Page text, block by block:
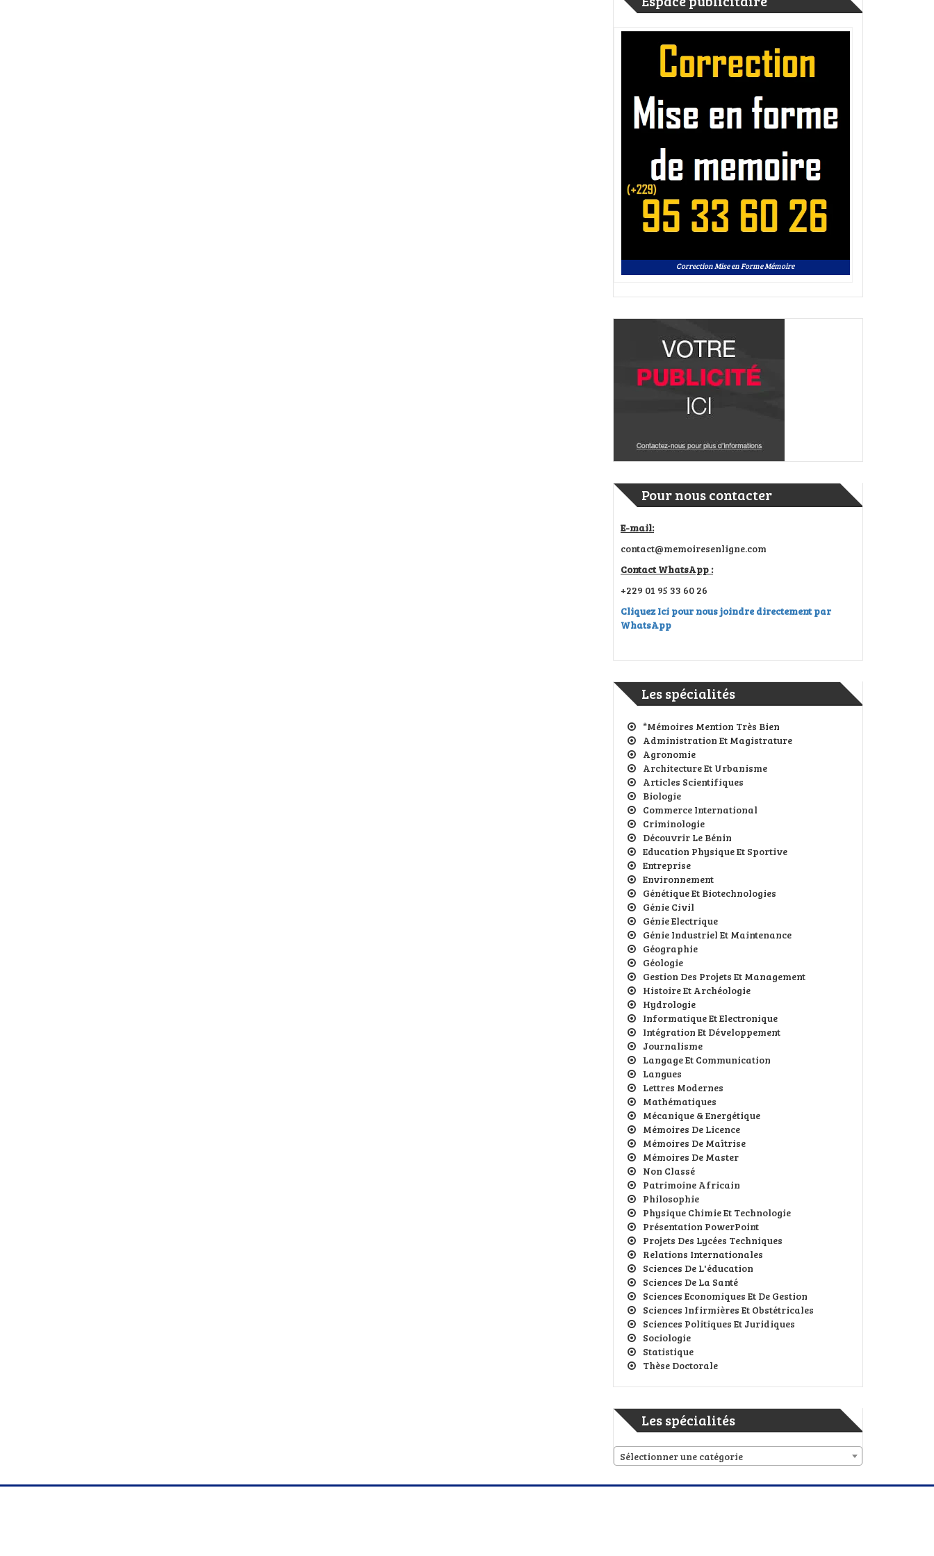
Correction Mise en Forme Mémoire
Pour nous contacter
E-mail:
contact@memoiresenligne.com
Contact WhatsApp :
+229 01 95 33 60 26
Cliquez Ici pour nous joindre directement par
WhatsApp
Les spécialités
*Mémoires Mention Très Bien
Administration Et Magistrature
Agronomie
Architecture Et Urbanisme
Articles Scientifiques
Biologie
Commerce International
Criminologie
Découvrir Le Bénin
Education Physique Et Sportive
Entreprise
Environnement
Génétique Et Biotechnologies
Génie Civil
Génie Electrique
Génie Industriel Et Maintenance
Géographie
Géologie
Gestion Des Projets Et Management
Histoire Et Archéologie
Hydrologie
Informatique Et Electronique
Intégration Et Développement
Journalisme
Langage Et Communication
Langues
Lettres Modernes
Mathématiques
Mécanique & Energétique
Mémoires De Licence
Mémoires De Maîtrise
Mémoires De Master
Non Classé
Patrimoine Africain
Philosophie
Physique Chimie Et Technologie
Présentation PowerPoint
Projets Des Lycées Techniques
Relations Internationales
Sciences De L'éducation
Sciences De La Santé
Sciences Economiques Et De Gestion
Sciences Infirmières Et Obstétricales
Sciences Politiques Et Juridiques
Sociologie
Statistique
Thèse Doctorale
Les spécialités
Sélectionner une catégorie